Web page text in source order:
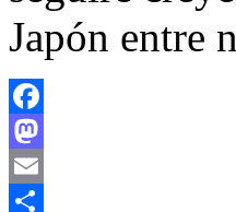
Japón entre
Facebook
Mastodon
Email